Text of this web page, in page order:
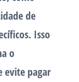
de
Isso
o
evite pagar